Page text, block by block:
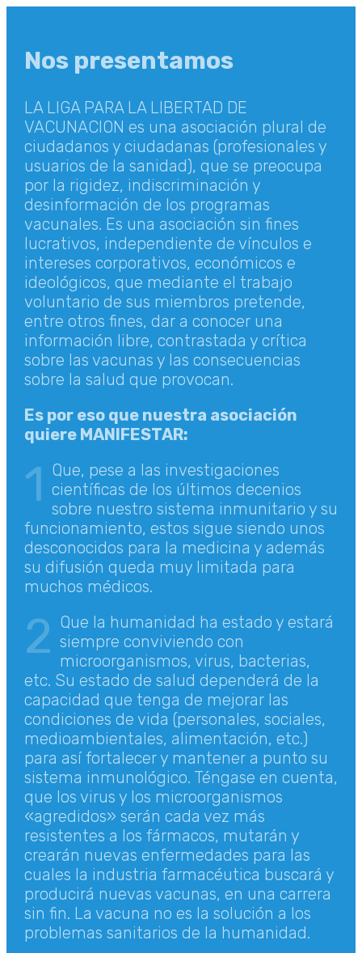
Nos presentamos
LA LIGA PARA LA LIBERTAD DE
VACUNACION es una asociación plural de
ciudadanos y ciudadanas (profesionales y
usuarios de la sanidad), que se preocupa
por la rigidez, indiscriminación y
desinformación de los programas
vacunales. Es una asociación sin fines
lucrativos, independiente de vínculos e
intereses corporativos, económicos e
ideológicos, que mediante el trabajo
voluntario de sus miembros pretende,
entre otros fines, dar a conocer una
información libre, contrastada y crítica
sobre las vacunas y las consecuencias
sobre la salud que provocan.
Es por eso que nuestra asociación
quiere MANIFESTAR:
1 Que, pese a las investigaciones
científicas de los últimos decenios
sobre nuestro sistema inmunitario y su
funcionamiento, estos sigue siendo unos
desconocidos para la medicina y además
su difusión queda muy limitada para
muchos médicos.
2 Que la humanidad ha estado y estará
siempre conviviendo con
microorganismos, virus, bacterias,
etc. Su estado de salud dependerá de la
capacidad que tenga de mejorar las
condiciones de vida (personales, sociales,
medioambientales, alimentación, etc.)
para así fortalecer y mantener a punto su
sistema inmunológico. Téngase en cuenta,
que los virus y los microorganismos
«agredidos» serán cada vez más
resistentes a los fármacos, mutarán y
crearán nuevas enfermedades para las
cuales la industria farmacéutica buscará y
producirá nuevas vacunas, en una carrera
sin fin. La vacuna no es la solución a los
problemas sanitarios de la humanidad.